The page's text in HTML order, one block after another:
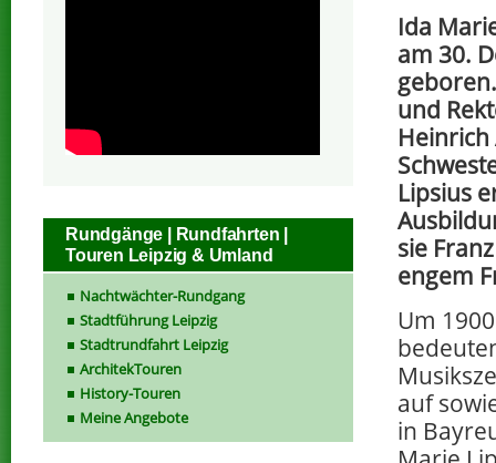
Ida
am 30.
und
Lipsius
sie
engem
Um
auf
in
Rundgänge | Rundfahrten |
Touren Leipzig & Umland
Nachtwächter-Rundgang
Stadtführung Leipzig
Stadtrundfahrt Leipzig
ArchitekTouren
History-Touren
Meine Angebote